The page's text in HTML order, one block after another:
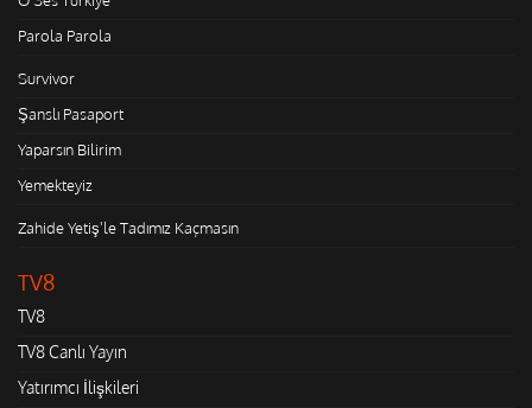
Parola Parola
Survivor
Şanslı Pasaport
Yaparsın Bilirim
Yemekteyiz
Zahide Yetiş'le Tadımız Kaçmasın
TV8
TV8
TV8 Canlı Yayın
Yatırımcı İlişkileri